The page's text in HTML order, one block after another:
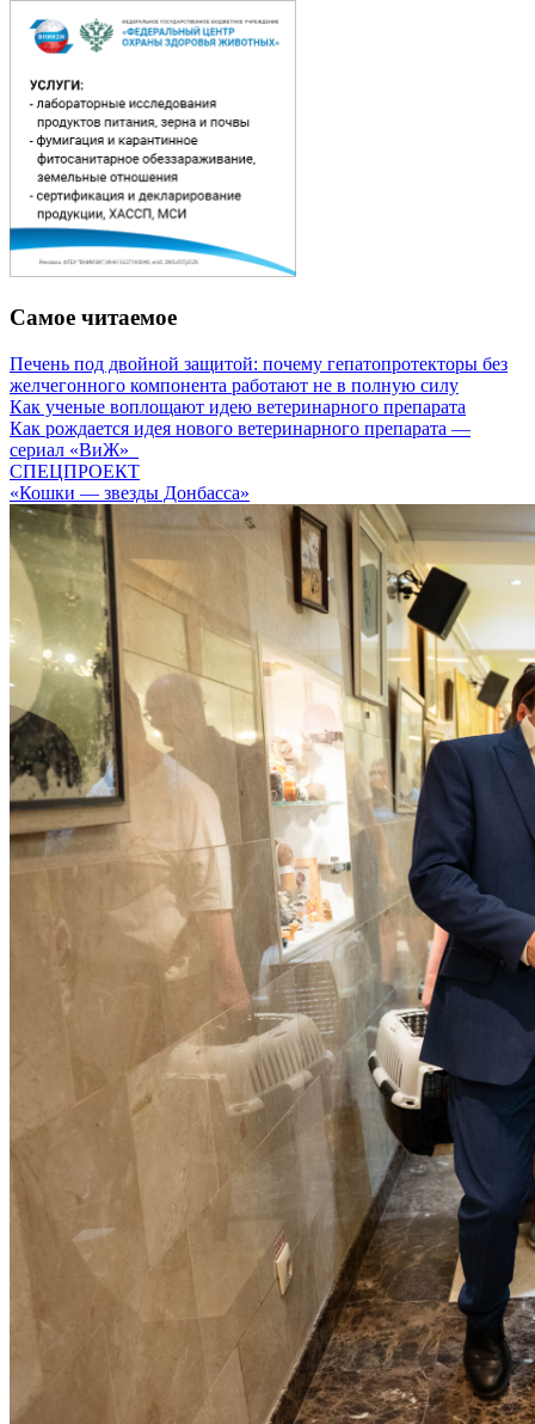
Самое читаемое
Печень под двойной защитой: почему гепатопротекторы без
желчегонного компонента работают не в полную силу
Как ученые воплощают идею ветеринарного препарата
Как рождается идея нового ветеринарного препарата —
сериал «ВиЖ»
СПЕЦПРОЕКТ
«Кошки — звезды Донбасса»